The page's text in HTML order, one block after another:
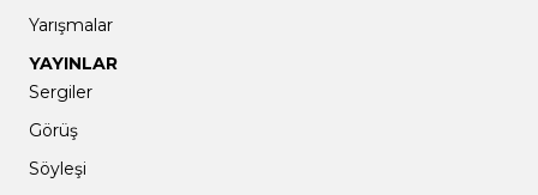
Yarışmalar
YAYINLAR
Sergiler
Görüş
Söyleşi